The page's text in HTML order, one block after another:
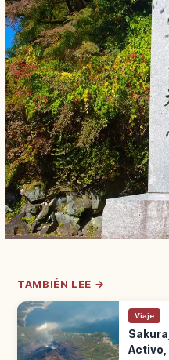
TAMBIÉN LEE →
Viaje
Activo,